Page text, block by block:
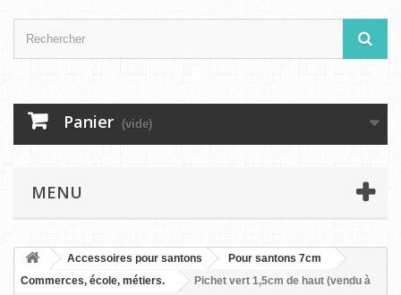
Panier (vide)
MENU
Accessoires pour santons
Pour santons 7cm
Commerces, école, métiers.
Pichet vert 1,5cm de haut (vendu à